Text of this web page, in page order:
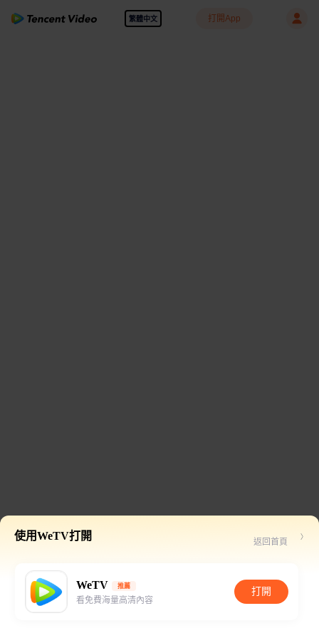
繁體中文 打開App
使用WeTV打開 返回首頁
WeTV 推薦
看免費海量高清內容
打開